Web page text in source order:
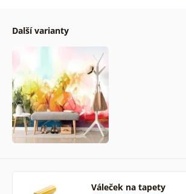
Další varianty
Váleček na tapety